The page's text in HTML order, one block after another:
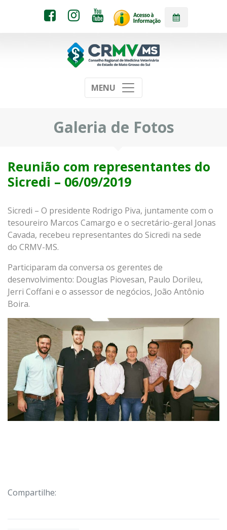
MENU
Galeria de Fotos
Reunião com representantes do
Sicredi – 06/09/2019
Sicredi – O presidente Rodrigo Piva, juntamente com o
tesoureiro Marcos Camargo e o secretário-geral Jonas
Cavada, recebeu representantes do Sicredi na sede
do CRMV-MS.
Participaram da conversa os gerentes de
desenvolvimento: Douglas Piovesan, Paulo Dorileu,
Jerri Coffani e o assessor de negócios, João Antônio
Boira.
Compartilhe: